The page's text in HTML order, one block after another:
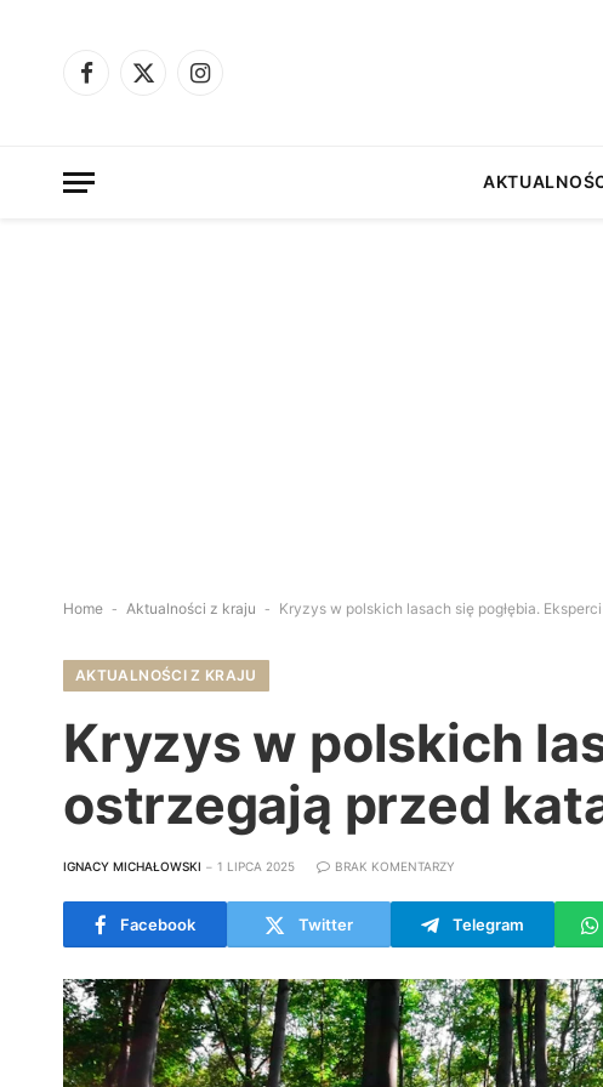
Facebook
X
Instagram
Home - Aktualności z kraju - Kryzys w polskich lasach się pogłębia.
AKTUALNOŚCI Z KRAJU
Kryzys w polskich
ostrzegają przed
IGNACY MICHAŁOWSKI 1 LIPCA 2025 BRAK KOMENTARZY
Facebook Twitter Telegram